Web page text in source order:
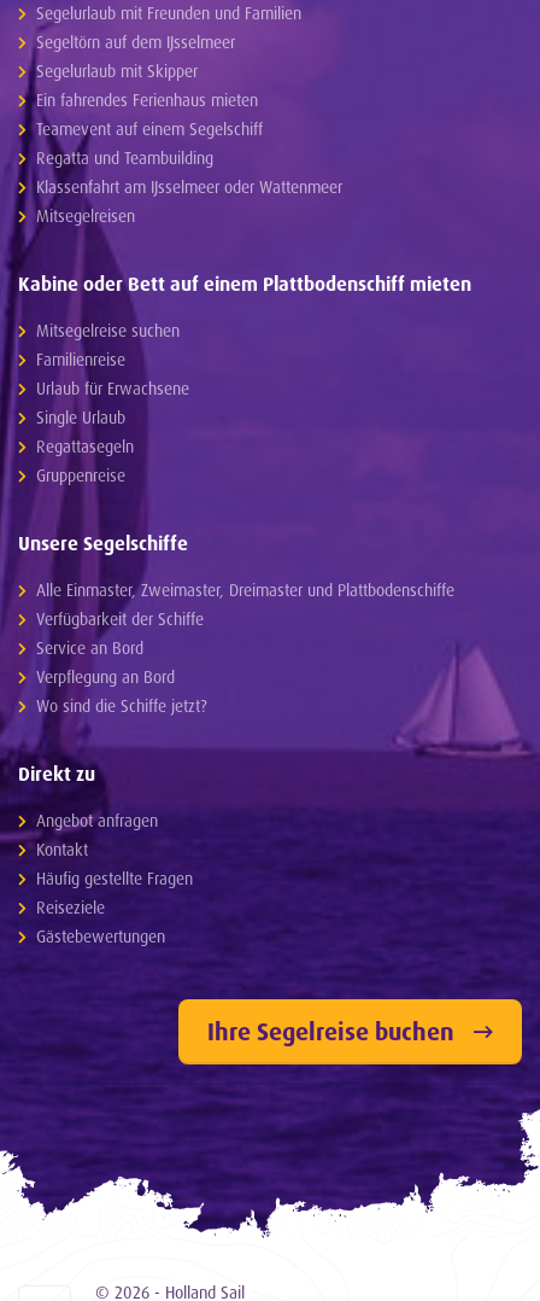
Segelurlaub mit Freunden und Familien
Segeltörn auf dem IJsselmeer
Segelurlaub mit Skipper
Ein fahrendes Ferienhaus mieten
Teamevent auf einem Segelschiff
Regatta und Teambuilding
Klassenfahrt am IJsselmeer oder Wattenmeer
Mitsegelreisen
Kabine oder Bett auf einem Plattbodenschiff mieten
Mitsegelreise suchen
Familienreise
Urlaub für Erwachsene
Single Urlaub
Regattasegeln
Gruppenreise
Unsere Segelschiffe
Alle Einmaster, Zweimaster, Dreimaster und Plattbodenschiffe
Verfügbarkeit der Schiffe
Service an Bord
Verpflegung an Bord
Wo sind die Schiffe jetzt?
Direkt zu
Angebot anfragen
Kontakt
Häufig gestellte Fragen
Reiseziele
Gästebewertungen
Ihre Segelreise buchen
© 2026 - Holland Sail